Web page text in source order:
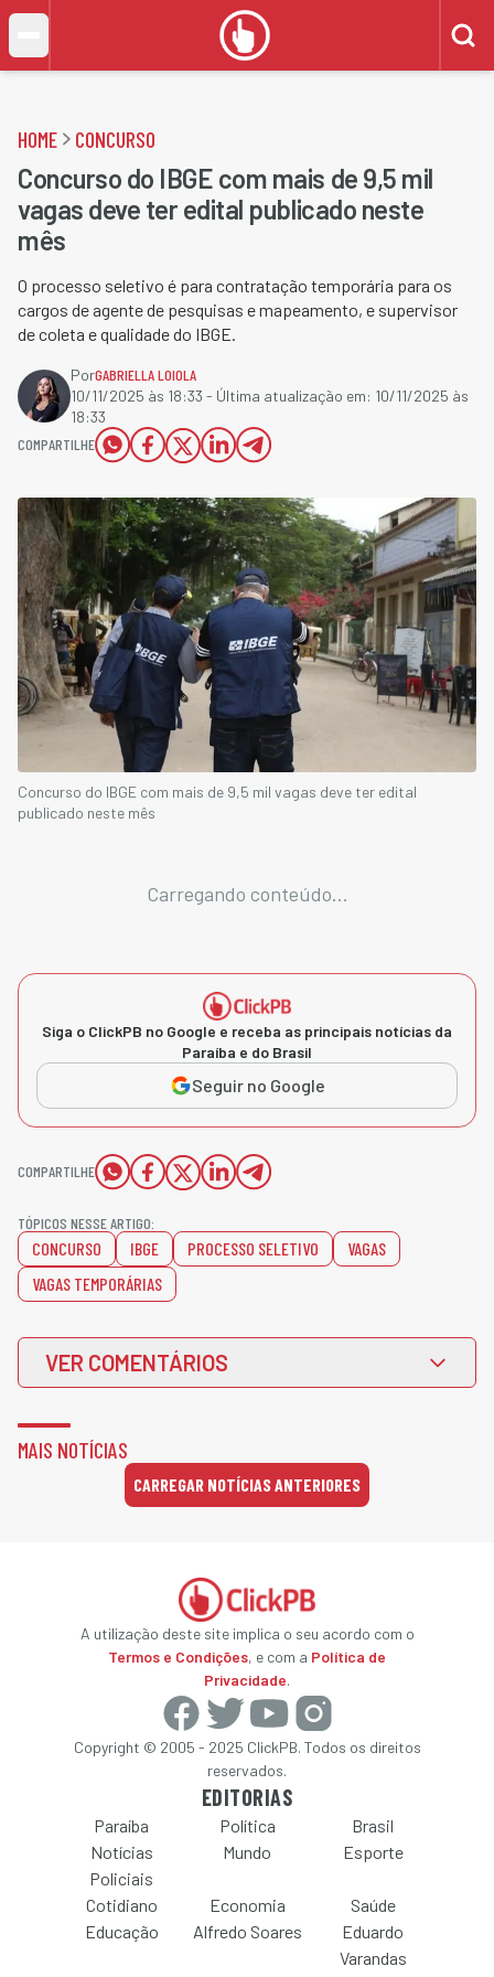
HOME CONCURSO
Concurso do IBGE com mais de 9,5 mil
vagas deve ter edital publicado neste
mês
O processo seletivo é para contratação temporária para os
cargos de agente de pesquisas e mapeamento, e supervisor
de coleta e qualidade do IBGE.
PorGABRIELLA LOIOLA
10/11/2025 às 18:33 - Última atualização em: 10/11/2025 às
18:33
COMPARTILHE
Concurso do IBGE com mais de 9,5 mil vagas deve ter edital
publicado neste mês
Carregando conteúdo...
Siga o ClickPB no Google e receba as principais notícias da
Paraíba e do Brasil
Seguir no Google
COMPARTILHE
TÓPICOS NESSE ARTIGO:
CONCURSO IBGE PROCESSO SELETIVO
VAGAS
VAGAS TEMPORÁRIAS
VER COMENTÁRIOS
MAIS NOTÍCIAS
CARREGAR NOTÍCIAS ANTERIORES
A utilização deste site implica o seu acordo com o
Termos e Condições, e com a Política de
Privacidade.
Copyright © 2005 - 2025 ClickPB. Todos os direitos
reservados.
EDITORIAS
Paraíba Política
Brasil
Notícias
Policiais
Mundo Esporte
Cotidiano Economia
Saúde
Educação
Alfredo Soares
Eduardo
Varandas